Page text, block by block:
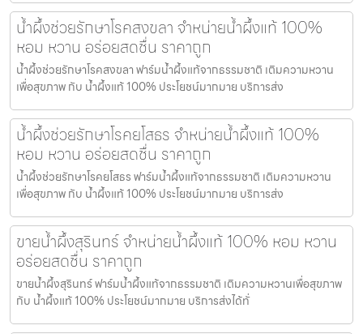
น้ำผึ้งช่วยรักษาโรคสงขลา จำหน่ายน้ำผึ้งแท้ 100%
หอม หวาน อร่อยสดชื่น ราคาถูก
น้ำผึ้งช่วยรักษาโรคสงขลา ฟาร์มน้ำผึ้งแท้จากธรรมชาติ เติมความหวาน
เพื่อสุขภาพ กับ น้ำผึ้งแท้ 100% ประโยชน์มากมาย บริการส่ง
น้ำผึ้งช่วยรักษาโรคยโสธร จำหน่ายน้ำผึ้งแท้ 100%
หอม หวาน อร่อยสดชื่น ราคาถูก
น้ำผึ้งช่วยรักษาโรคยโสธร ฟาร์มน้ำผึ้งแท้จากธรรมชาติ เติมความหวาน
เพื่อสุขภาพ กับ น้ำผึ้งแท้ 100% ประโยชน์มากมาย บริการส่ง
ขายน้ำผึ้งสุรินทร์ จำหน่ายน้ำผึ้งแท้ 100% หอม หวาน
อร่อยสดชื่น ราคาถูก
ขายน้ำผึ้งสุรินทร์ ฟาร์มน้ำผึ้งแท้จากธรรมชาติ เติมความหวานเพื่อสุขภาพ
กับ น้ำผึ้งแท้ 100% ประโยชน์มากมาย บริการส่งได้ทั่